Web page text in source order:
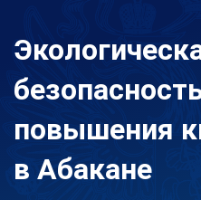
повышения
в Абакане